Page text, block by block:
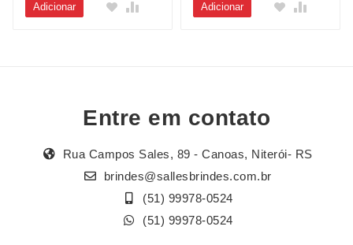
Adicionar Adicionar
Entre em contato
Rua Campos Sales, 89 - Canoas, Niterói- RS
brindes@sallesbrindes.com.br
(51) 99978-0524
(51) 99978-0524